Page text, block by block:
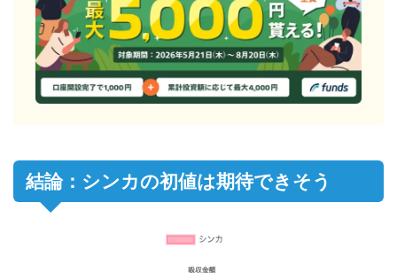
結論：シンカの初値は期待できそう